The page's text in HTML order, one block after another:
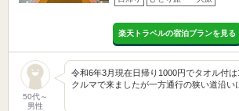
楽天トラベルの宿泊プランを見る
50代～
男性
令和6年3月現在日帰り1000円でタオル付
クルマで来ましたが一方通行の狭い道沿